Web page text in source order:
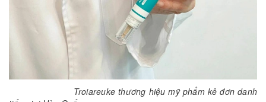
Troiareuke thương hiệu mỹ phẩm kê đơn danh